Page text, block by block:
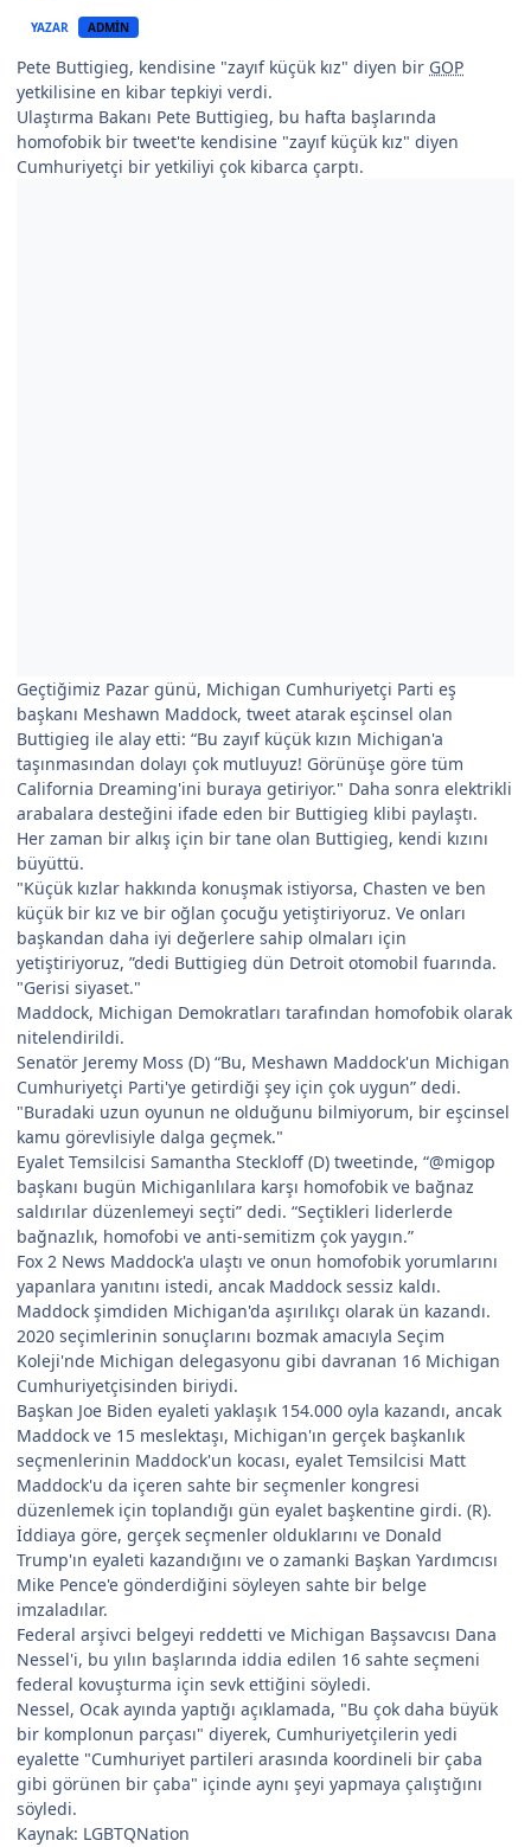
YAZAR ADMIN
Pete Buttigieg, kendisine "zayıf küçük kız" diyen bir GOP
yetkilisine en kibar tepkiyi verdi.
Ulaştırma Bakanı Pete Buttigieg, bu hafta başlarında
homofobik bir tweet'te kendisine "zayıf küçük kız" diyen
Cumhuriyetçi bir yetkiliyi çok kibarca çarptı.
Geçtiğimiz Pazar günü, Michigan Cumhuriyetçi Parti eş
başkanı Meshawn Maddock, tweet atarak eşcinsel olan
Buttigieg ile alay etti: “Bu zayıf küçük kızın Michigan'a
taşınmasından dolayı çok mutluyuz! Görünüşe göre tüm
California Dreaming'ini buraya getiriyor." Daha sonra elektrikli
arabalara desteğini ifade eden bir Buttigieg klibi paylaştı.
Her zaman bir alkış için bir tane olan Buttigieg, kendi kızını
büyüttü.
"Küçük kızlar hakkında konuşmak istiyorsa, Chasten ve ben
küçük bir kız ve bir oğlan çocuğu yetiştiriyoruz. Ve onları
başkandan daha iyi değerlere sahip olmaları için
yetiştiriyoruz, ”dedi Buttigieg dün Detroit otomobil fuarında.
"Gerisi siyaset."
Maddock, Michigan Demokratları tarafından homofobik olarak
nitelendirildi.
Senatör Jeremy Moss (D) “Bu, Meshawn Maddock'un Michigan
Cumhuriyetçi Parti'ye getirdiği şey için çok uygun” dedi.
"Buradaki uzun oyunun ne olduğunu bilmiyorum, bir eşcinsel
kamu görevlisiyle dalga geçmek."
Eyalet Temsilcisi Samantha Steckloff (D) tweetinde, “@migop
başkanı bugün Michiganlılara karşı homofobik ve bağnaz
saldırılar düzenlemeyi seçti” dedi. “Seçtikleri liderlerde
bağnazlık, homofobi ve anti-semitizm çok yaygın.”
Fox 2 News Maddock'a ulaştı ve onun homofobik yorumlarını
yapanlara yanıtını istedi, ancak Maddock sessiz kaldı.
Maddock şimdiden Michigan'da aşırılıkçı olarak ün kazandı.
2020 seçimlerinin sonuçlarını bozmak amacıyla Seçim
Koleji'nde Michigan delegasyonu gibi davranan 16 Michigan
Cumhuriyetçisinden biriydi.
Başkan Joe Biden eyaleti yaklaşık 154.000 oyla kazandı, ancak
Maddock ve 15 meslektaşı, Michigan'ın gerçek başkanlık
seçmenlerinin Maddock'un kocası, eyalet Temsilcisi Matt
Maddock'u da içeren sahte bir seçmenler kongresi
düzenlemek için toplandığı gün eyalet başkentine girdi. (R).
İddiaya göre, gerçek seçmenler olduklarını ve Donald
Trump'ın eyaleti kazandığını ve o zamanki Başkan Yardımcısı
Mike Pence'e gönderdiğini söyleyen sahte bir belge
imzaladılar.
Federal arşivci belgeyi reddetti ve Michigan Başsavcısı Dana
Nessel'i, bu yılın başlarında iddia edilen 16 sahte seçmeni
federal kovuşturma için sevk ettiğini söyledi.
Nessel, Ocak ayında yaptığı açıklamada, "Bu çok daha büyük
bir komplonun parçası" diyerek, Cumhuriyetçilerin yedi
eyalette "Cumhuriyet partileri arasında koordineli bir çaba
gibi görünen bir çaba" içinde aynı şeyi yapmaya çalıştığını
söyledi.
Kaynak: LGBTQNation